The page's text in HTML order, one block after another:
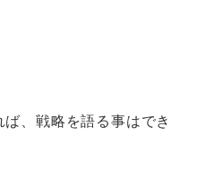
、戦略を語る事はでき